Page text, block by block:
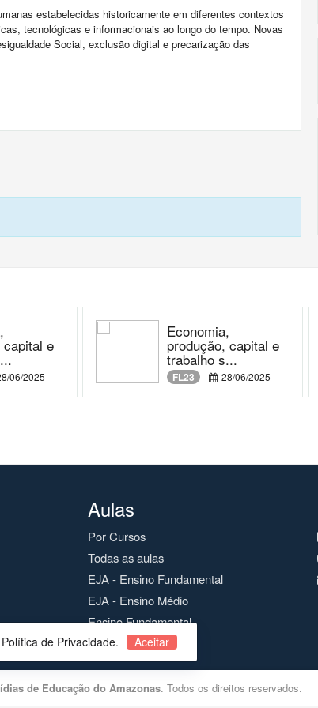
estabelecidas historicamente em diferentes contextos
tecnológicas e informacionais ao longo do tempo. Novas
Social, exclusão digital e precarização das
capital e
06/2025
Economia,
produção, capital e
trabalho s...
FL23 28/06/2025
Aulas
Por Cursos
Todas as aulas
EJA - Ensino Fundamental
EJA - Ensino Médio
Ensino Fundamental
Ensino Médio
de Educação do Amazonas. Todos os direitos reservados.
de Privacidade. Aceitar